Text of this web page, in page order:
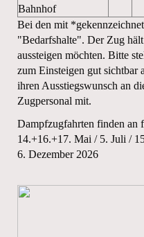
Bahnhof
Bei den mit
"Bedarfshalte". Der Zug
aussteigen möchten. Bitte
zum Einsteigen gut sichtbar
ihren Ausstiegswunsch an
Zugpersonal mit.
Dampfzugfahrten finden an
14.+16.+17. Mai / 5. Juli /
6. Dezember 2026